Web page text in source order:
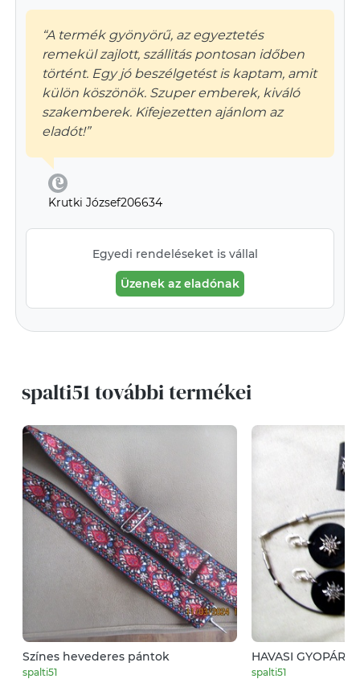
“A termék gyönyörű, az egyeztetés
remekül zajlott, szállitás pontosan időben
történt. Egy jó beszélgetést is kaptam, amit
külön köszönök. Szuper emberek, kiváló
szakemberek. Kifejezetten ajánlom az
eladót!”
Krutki József206634
Egyedi rendeléseket is vállal
Üzenek az eladónak
spalti51 további termékei
Színes hevederes pántok
spalti51
HAVASI GYOPÁROS
bőrből
spalti51